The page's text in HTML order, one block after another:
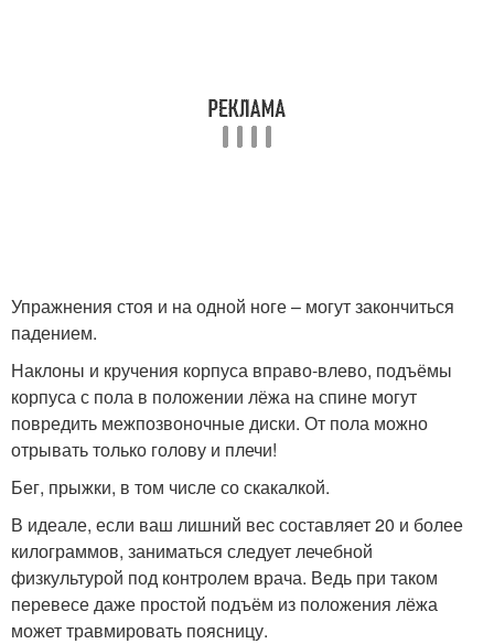
Упражнения стоя и на одной ноге – могут закончиться
падением.
Наклоны и кручения корпуса вправо‑влево, подъёмы
корпуса с пола в положении лёжа на спине могут
повредить межпозвоночные диски. От пола можно
отрывать только голову и плечи!
Бег, прыжки, в том числе со скакалкой.
В идеале, если ваш лишний вес составляет 20 и более
килограммов, заниматься следует лечебной
физкультурой под контролем врача. Ведь при таком
перевесе даже простой подъём из положения лёжа
может травмировать поясницу.